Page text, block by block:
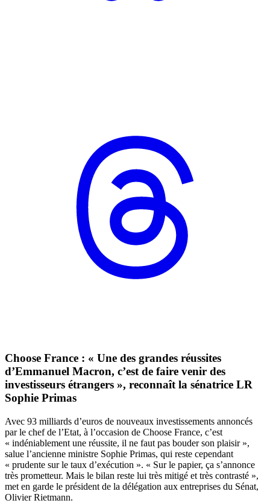
Choose France : « Une des grandes réussites
d’Emmanuel Macron, c’est de faire venir des
investisseurs étrangers », reconnaît la sénatrice LR
Sophie Primas
Avec 93 milliards d’euros de nouveaux investissements annoncés
par le chef de l’Etat, à l’occasion de Choose France, c’est
« indéniablement une réussite, il ne faut pas bouder son plaisir »,
salue l’ancienne ministre Sophie Primas, qui reste cependant
« prudente sur le taux d’exécution ». « Sur le papier, ça s’annonce
très prometteur. Mais le bilan reste lui très mitigé et très contrasté »,
met en garde le président de la délégation aux entreprises du Sénat,
Olivier Rietmann.